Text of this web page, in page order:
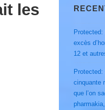
les
Protected:
excès
12 et
Protected:
cinquante
que l’on